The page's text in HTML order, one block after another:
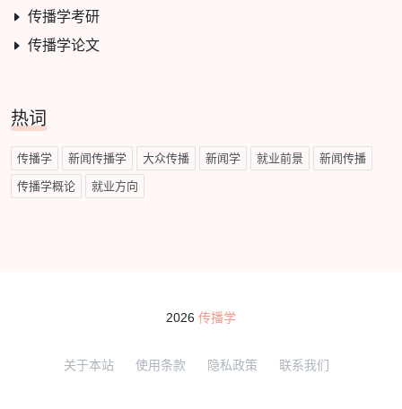
传播学考研
传播学论文
热词
传播学 新闻传播学 大众传播 新闻学 就业前景 新闻传播
传播学概论 就业方向
2026 传播学
关于本站 使用条款 隐私政策 联系我们